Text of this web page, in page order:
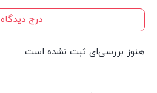
درج دیدگاه
هنوز بررسی‌ای ثبت نشده است.